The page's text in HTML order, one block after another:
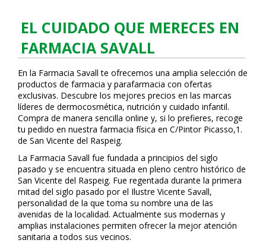
EL CUIDADO QUE MERECES EN
FARMACIA SAVALL
En la Farmacia Savall te ofrecemos una amplia selección de
productos de farmacia y parafarmacia con ofertas
exclusivas. Descubre los mejores precios en las marcas
líderes de dermocosmética, nutrición y cuidado infantil.
Compra de manera sencilla online y, si lo prefieres, recoge
tu pedido en nuestra farmacia física en C/Pintor Picasso,1.
de San Vicente del Raspeig.
La Farmacia Savall fue fundada a principios del siglo
pasado y se encuentra situada en pleno centro histórico de
San Vicente del Raspeig. Fue regentada durante la primera
mitad del siglo pasado por el Ilustre Vicente Savall,
personalidad de la que toma su nombre una de las
avenidas de la localidad. Actualmente sus modernas y
amplias instalaciones permiten ofrecer la mejor atención
sanitaria a todos sus vecinos.